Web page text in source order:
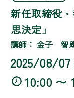
新任取締役
思決定」
講師： 金子 智
2025/08/07
10:00 〜